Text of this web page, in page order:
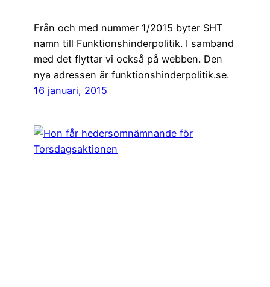
Från och med nummer 1/2015 byter SHT
namn till Funktionshinderpolitik. I samband
med det flyttar vi också på webben. Den
nya adressen är funktionshinderpolitik.se.
16 januari, 2015